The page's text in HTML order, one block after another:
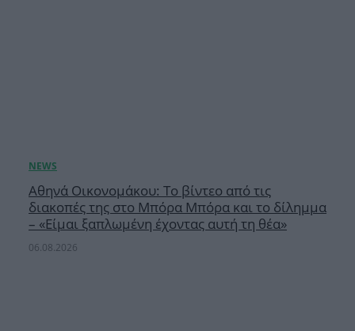
Αθηνά Οικονομάκου: Το βίντεο από τις
διακοπές της στο Μπόρα Μπόρα και το δίλημμα
– «Είμαι ξαπλωμένη έχοντας αυτή τη θέα»
06.08.2026